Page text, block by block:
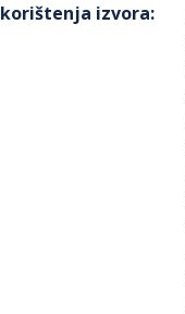
korištenja izvora: